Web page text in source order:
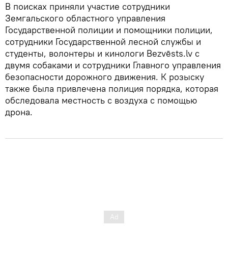
В поисках приняли участие сотрудники
Земгальского областного управления
Государственной полиции и помощники полиции,
сотрудники Государственной лесной службы и
студенты, волонтеры и кинологи Bezvēsts.lv с
двумя собаками и сотрудники Главного управления
безопасности дорожного движения. К розыску
также была привлечена полиция порядка, которая
обследовала местность с воздуха с помощью
дрона.